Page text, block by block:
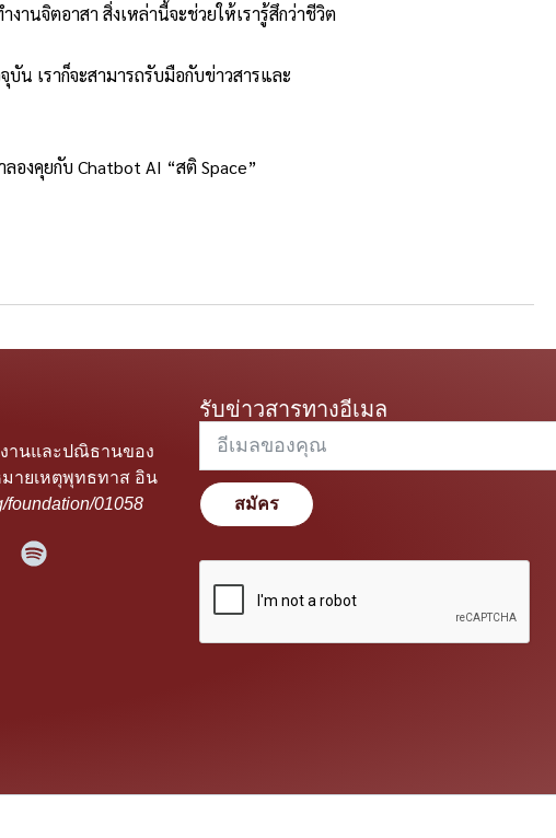
านจิตอาสา สิ่งเหล่านี้จะช่วยให้เรารู้สึกว่าชีวิต
บัน เราก็จะสามารถรับมือกับข่าวสารและ
องคุยกับ Chatbot AI “สติ Space”
านและปณิธานของ
ายเหตุพุทธทาส อิน
foundation/01058
รับข่าวสารทางอีเมล
สมัคร